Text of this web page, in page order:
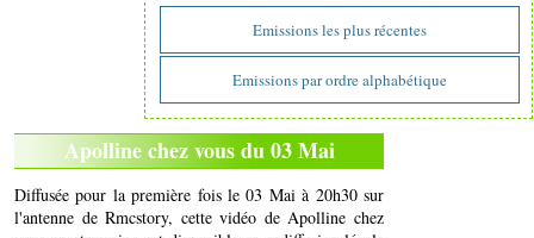
Emissions les plus récentes
Emissions par ordre alphabétique
Apolline chez vous du 03 Mai
Diffusée pour la première fois le 03 Mai à 20h30 sur
l'antenne de Rmcstory, cette vidéo de Apolline chez